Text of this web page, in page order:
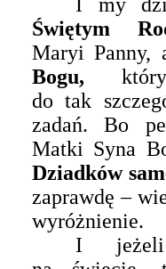
Świętym
Maryi
Bogu, który
do tak
zadań. Bo
Matki Syna
Dziadków
zaprawdę –
wyróżnienie.
I jeżeli